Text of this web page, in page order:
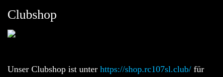
Clubshop
Unser Clubshop ist unter https://shop.rc107sl.club/ für